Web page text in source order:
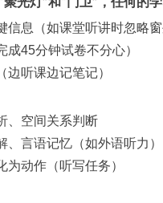
信息（如课堂听讲时忽略窗
成45分钟试卷不分心）
听课边记笔记）
、空间关系判断
、言语记忆（如外语听力）
动作（听写任务）